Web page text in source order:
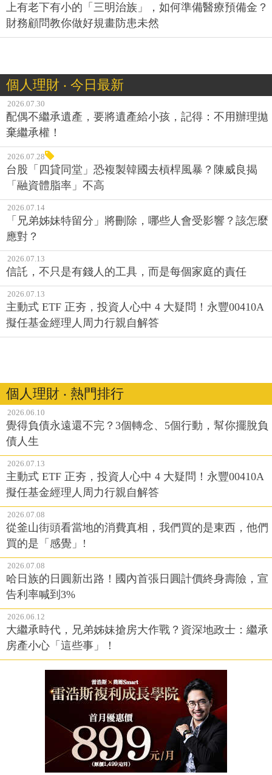
上有老下有小的「三明治族」，如何準備醫療預備金？
財務顧問教你做好規畫防患未然
個人理財 ‧ 今日最新
2026.07.30
配偶不繼承遺產，要將遺產給小孩，記得：不用辦理拋
棄繼承權！
2026.07.28
台股「四貸同堂」恐複製韓國去槓桿風暴？陳威良揭
「融資體脂率」不高
2026.07.14
「兄弟姊妹特留分」將刪除，哪些人會受影響？該怎麼
應對？
2026.07.13
信託，不只是有錢人的工具，而是每個家庭的責任
2026.07.13
主動式 ETF 正夯，投資人心中 4 大疑問！永豐00410A
擬任基金經理人周力行親自解答
個人理財 ‧ 熱門排行
2026.06.10
覺得負債永遠還不完？3個轉念、5個行動，幫你擺脫負
債人生
2026.07.13
主動式 ETF 正夯，投資人心中 4 大疑問！永豐00410A
擬任基金經理人周力行親自解答
2026.07.08
從釜山街頭看當地的消費真相，我們買的是東西，他們
買的是「感覺」!
2026.07.08
哈日族的日圓新出路！國內首張日圓計價終身壽險，宣
告利率喊到3%
2026.06.12
大繼承時代，兄弟姊妹搶房大作戰？資深地政士：繼承
房產小心「這些事」！